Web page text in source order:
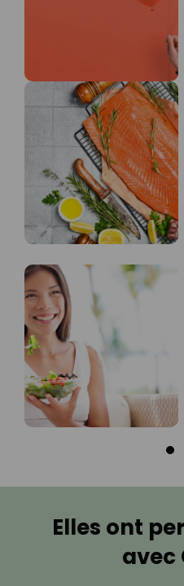
Elles ont
avec